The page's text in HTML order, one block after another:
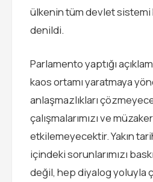
ülkenin tüm devlet sistemi
denildi.
Parlamento yaptığı
kaos ortamı yaratmaya
anlaşmazlıkları
çalışmalarımızı ve
etkilemeyecektir. Yakın
içindeki sorunlarımızı
değil, hep diyalog yoluyla